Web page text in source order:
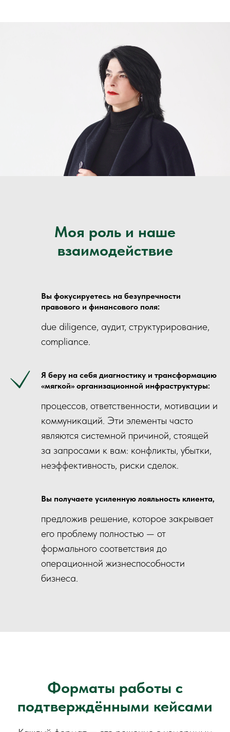
Моя роль и наше
взаимодействие
Вы фокусируетесь на безупречности
правового и финансового поля:
due diligence, аудит, структурирование,
compliance.
Я беру на себя диагностику и трансформацию
«мягкой» организационной инфраструктуры:
процессов, ответственности, мотивации и
коммуникаций. Эти элементы часто
являются системной причиной, стоящей
за запросами к вам: конфликты, убытки,
неэффективность, риски сделок.
Вы получаете усиленную лояльность клиента,
предложив решение, которое закрывает
его проблему полностью — от
формального соответствия до
операционной жизнеспособности
бизнеса.
Форматы работы с
подтверждёнными кейсами